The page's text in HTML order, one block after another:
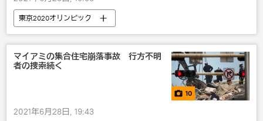
東京2020オリンピック
新型コロナウイルスの新たな変異種
五輪
新型コロナウイルス
マイアミの集合住宅崩落事故 行方不明
者の捜索続く
10
2021年6月28日, 19:43